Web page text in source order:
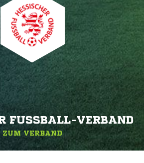
FUSSBALL-VERBAND
ZUM VERBAND